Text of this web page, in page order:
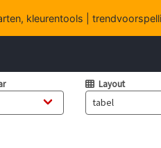
kleurentools |
Layout